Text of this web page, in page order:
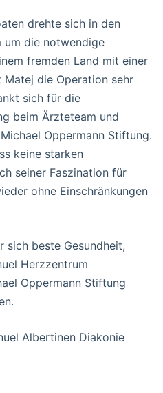
drehte sich in den
um die notwendige
fremden Land mit einer
Matej die Operation sehr
sich für die
beim Ärzteteam und
Oppermann Stiftung.
keine starken
seiner Faszination für
ohne Einschränkungen
sich beste Gesundheit,
Herzzentrum
Oppermann Stiftung
Albertinen Diakonie